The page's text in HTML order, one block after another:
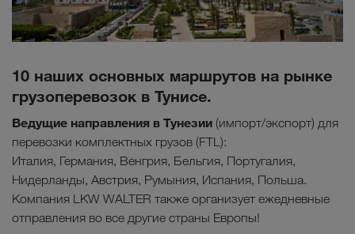
10 наших основных маршрутов на рынке
грузоперевозок в Тунисе.
Ведущие направления в Тунезии (импорт/экспорт) для
перевозки комплектных грузов (FTL):
Италия, Германия, Венгрия, Бельгия, Португалия,
Нидерланды, Австрия, Румыния, Испания, Польша.
Компания LKW WALTER также организует ежедневные
отправления во все другие страны Европы!